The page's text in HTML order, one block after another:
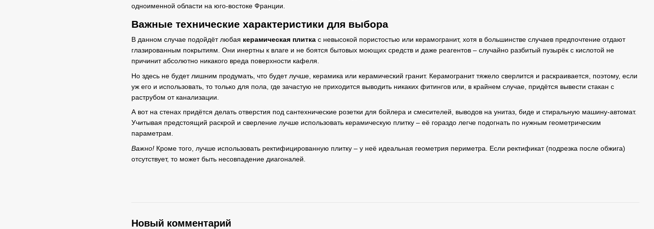
одноименной области на юго-востоке Франции.
Важные технические характеристики для выбора
В данном случае подойдёт любая керамическая плитка с невысокой пористостью или керамогранит, хотя в большинстве случаев предпочтение отдают
глазированным покрытиям. Они инертны к влаге и не боятся бытовых моющих средств и даже реагентов – случайно разбитый пузырёк с кислотой не
причинит абсолютно никакого вреда поверхности кафеля.
Но здесь не будет лишним продумать, что будет лучше, керамика или керамический гранит. Керамогранит тяжело сверлится и раскраивается, поэтому, если
уж его и использовать, то только для пола, где зачастую не приходится выводить никаких фитингов или, в крайнем случае, придётся вывести стакан с
раструбом от канализации.
А вот на стенах придётся делать отверстия под сантехнические розетки для бойлера и смесителей, выводов на унитаз, биде и стиральную машину-автомат.
Учитывая предстоящий раскрой и сверление лучше использовать керамическую плитку – её гораздо легче подогнать по нужным геометрическим
параметрам.
Важно! Кроме того, лучше использовать ректифицированную плитку – у неё идеальная геометрия периметра. Если ректификат (подрезка после обжига)
отсутствует, то может быть несовпадение диагоналей.
Новый комментарий